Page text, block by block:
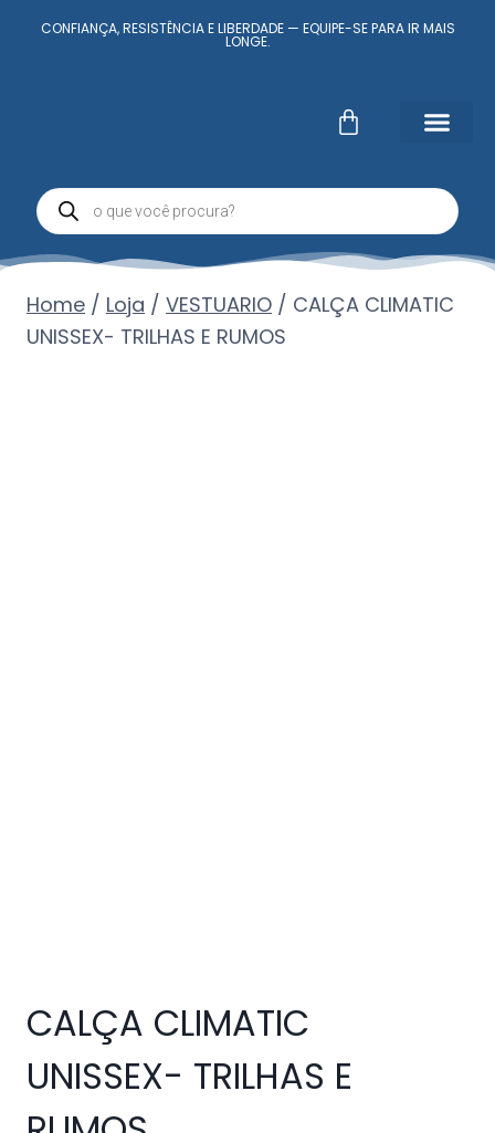
CONFIANÇA, RESISTÊNCIA E LIBERDADE — EQUIPE-SE PARA IR MAIS
LONGE.
Home / Loja / VESTUARIO / CALÇA CLIMATIC
UNISSEX- TRILHAS E RUMOS
CALÇA CLIMATIC
UNISSEX- TRILHAS E